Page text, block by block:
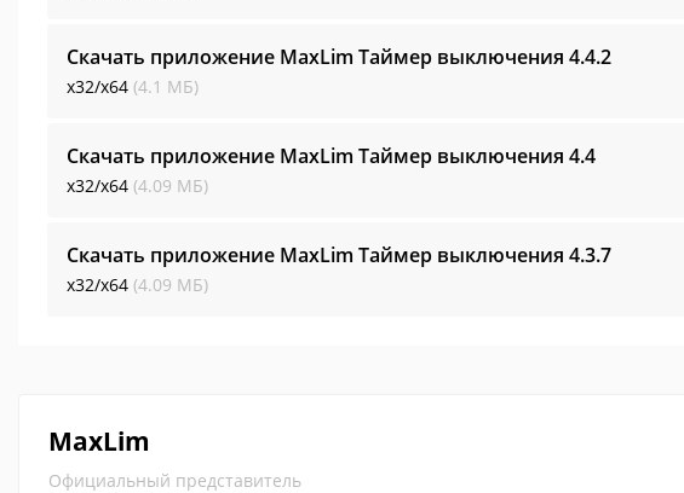
Скачать приложение MaxLim Таймер выключения 4.4.2
x32/x64 (4.1 МБ)
Скачать приложение MaxLim Таймер выключения 4.4
x32/x64 (4.09 МБ)
Скачать приложение MaxLim Таймер выключения 4.3.7
x32/x64 (4.09 МБ)
MaxLim
Официальный представитель